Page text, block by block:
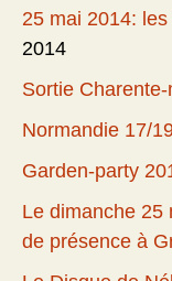
25 mai 2014:
2014
Sortie
Normandie 17/
Garden-party
Le dimanche 25
de présence à